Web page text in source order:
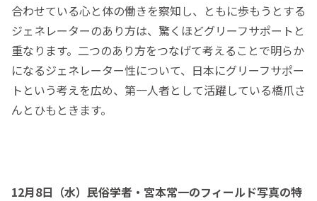
合わせている心と体の働きを察知し、ともに歩もうとする
ジェネレーターのあり方は、驚くほどグリーフサポートと
重なります。二つのあり方をつなげて考えることで明らか
になるジェネレーター性について、日本にグリーフサポー
トという考えを広め、第一人者として活躍している橋爪さ
んとひもときます。
12月8日（水）民俗学者・宮本常一のフィールド写真の特